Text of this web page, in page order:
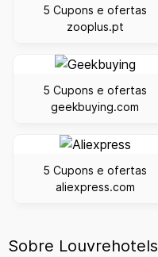
5 Cupons e ofertas
zooplus.pt
5 Cupons e ofertas
geekbuying.com
5 Cupons e ofertas
aliexpress.com
Sobre Louvrehotels